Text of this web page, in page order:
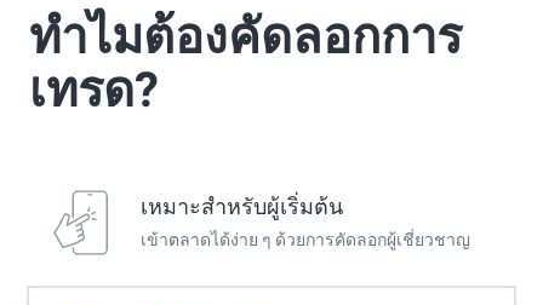
Best Copy Trading Platform 2025
Global Brands Magazine Awards
Global Brands Magazine Awards 2023
ทำไมต้องคัดลอกการ
เทรด?
เหมาะสำหรับผู้เริ่มต้น
เข้าตลาดได้ง่าย ๆ ด้วยการคัดลอกผู้เชี่ยวชาญ